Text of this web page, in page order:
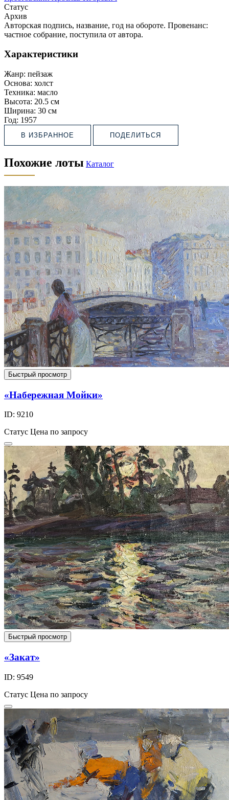
Статус
Архив
Авторская подпись, название, год на обороте. Провенанс:
частное собрание, поступила от автора.
Характеристики
Жанр: пейзаж
Основа: холст
Техника: масло
Высота: 20.5 см
Ширина: 30 см
Год: 1957
В ИЗБРАННОЕ ПОДЕЛИТЬСЯ
Похожие лоты Каталог
Быстрый просмотр
«Набережная Мойки»
ID: 9210
Статус Цена по запросу
Быстрый просмотр
«Закат»
ID: 9549
Статус Цена по запросу